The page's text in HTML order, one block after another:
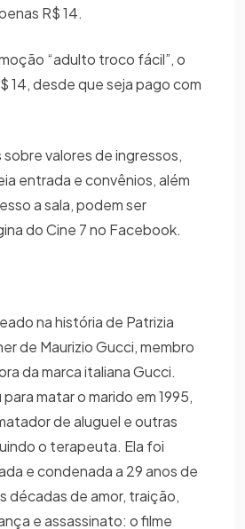
R$ 14.
“adulto troco fácil”, o
14, desde que seja pago com
valores de ingressos,
entrada e convênios, além
a sala, podem ser
do Cine 7 no Facebook.
na história de Patrizia
de Maurizio Gucci, membro
da marca italiana Gucci.
matar o marido em 1995,
de aluguel e outras
o terapeuta. Ela foi
e condenada a 29 anos de
décadas de amor, traição,
e assassinato: o filme